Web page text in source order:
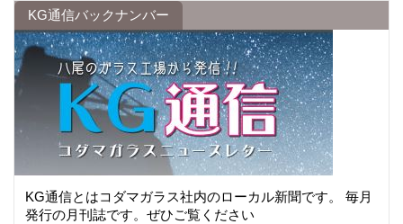
KG通信バックナンバー
KG通信とはコダマガラス社内のローカル新聞です。 毎月
発行の月刊誌です。ぜひご覧ください